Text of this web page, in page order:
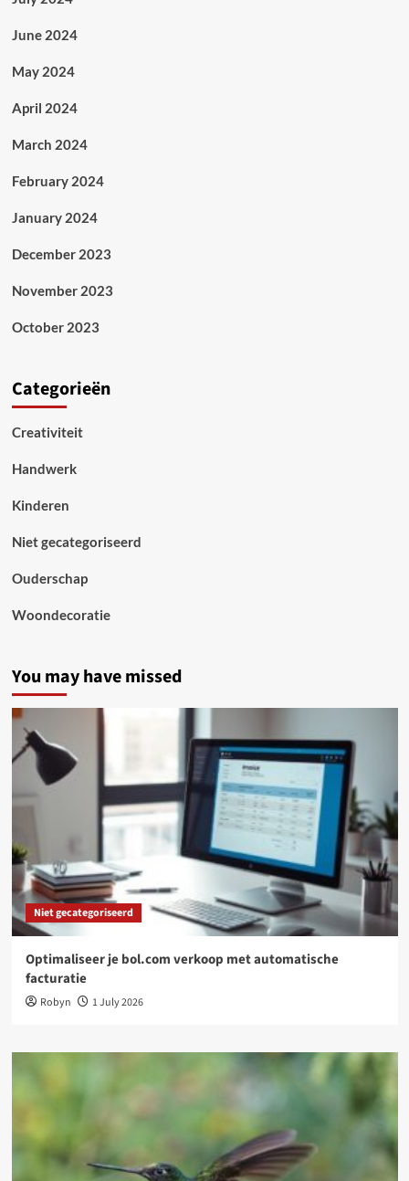
June 2024
May 2024
April 2024
March 2024
February 2024
January 2024
December 2023
November 2023
October 2023
Categorieën
Creativiteit
Handwerk
Kinderen
Niet gecategoriseerd
Ouderschap
Woondecoratie
You may have missed
Niet gecategoriseerd
Optimaliseer je bol.com verkoop met automatische
facturatie
Robyn 1 July 2026